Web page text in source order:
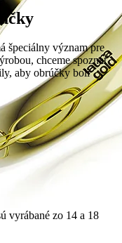
špeciálny význam pre
chceme spoznať
aby obrúčky boli
vyrábané zo 14 a 18